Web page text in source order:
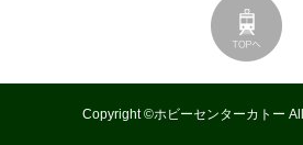
Copyright ©ホビーセンターカトー